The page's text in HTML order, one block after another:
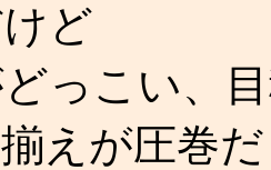
ど
っこい、
えが圧巻